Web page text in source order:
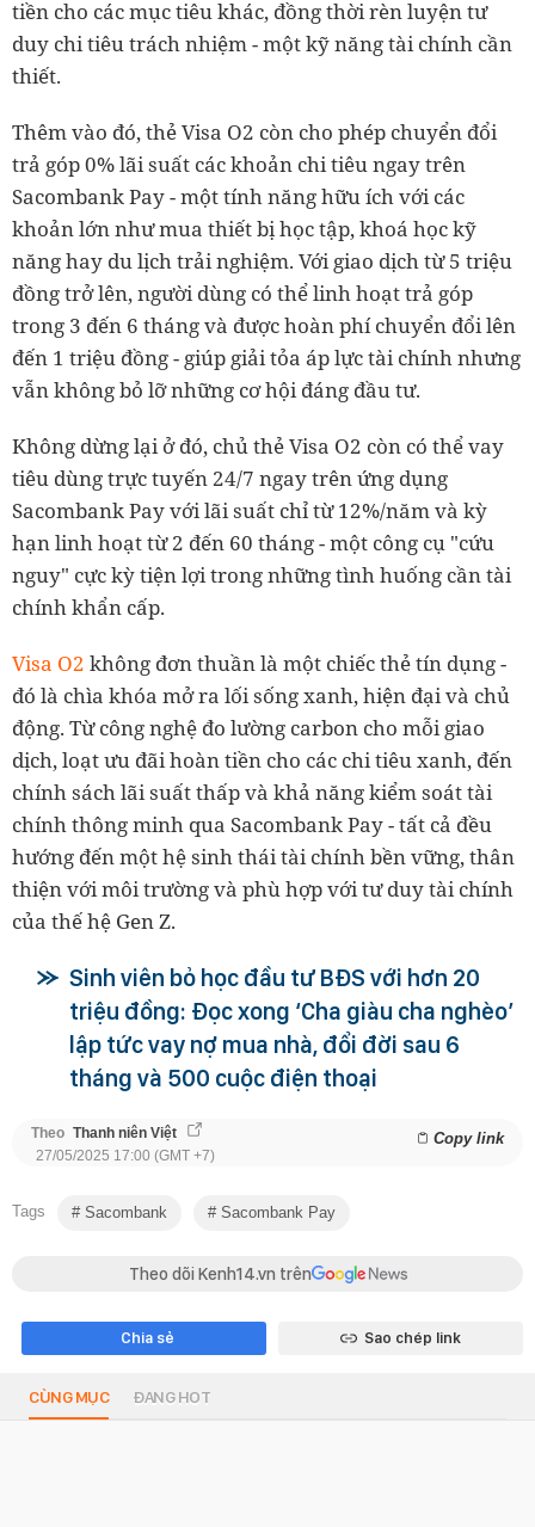
tiền cho các mục tiêu khác, đồng thời rèn luyện tư
duy chi tiêu trách nhiệm - một kỹ năng tài chính cần
thiết.
Thêm vào đó, thẻ Visa O2 còn cho phép chuyển đổi
trả góp 0% lãi suất các khoản chi tiêu ngay trên
Sacombank Pay - một tính năng hữu ích với các
khoản lớn như mua thiết bị học tập, khoá học kỹ
năng hay du lịch trải nghiệm. Với giao dịch từ 5 triệu
đồng trở lên, người dùng có thể linh hoạt trả góp
trong 3 đến 6 tháng và được hoàn phí chuyển đổi lên
đến 1 triệu đồng - giúp giải tỏa áp lực tài chính nhưng
vẫn không bỏ lỡ những cơ hội đáng đầu tư.
Không dừng lại ở đó, chủ thẻ Visa O2 còn có thể vay
tiêu dùng trực tuyến 24/7 ngay trên ứng dụng
Sacombank Pay với lãi suất chỉ từ 12%/năm và kỳ
hạn linh hoạt từ 2 đến 60 tháng - một công cụ "cứu
nguy" cực kỳ tiện lợi trong những tình huống cần tài
chính khẩn cấp.
Visa O2 không đơn thuần là một chiếc thẻ tín dụng -
đó là chìa khóa mở ra lối sống xanh, hiện đại và chủ
động. Từ công nghệ đo lường carbon cho mỗi giao
dịch, loạt ưu đãi hoàn tiền cho các chi tiêu xanh, đến
chính sách lãi suất thấp và khả năng kiểm soát tài
chính thông minh qua Sacombank Pay - tất cả đều
hướng đến một hệ sinh thái tài chính bền vững, thân
thiện với môi trường và phù hợp với tư duy tài chính
của thế hệ Gen Z.
Sinh viên bỏ học đầu tư BĐS với hơn 20
triệu đồng: Đọc xong ‘Cha giàu cha nghèo’
lập tức vay nợ mua nhà, đổi đời sau 6
tháng và 500 cuộc điện thoại
Theo Thanh niên Việt Copy link
27/05/2025 17:00 (GMT +7)
Tags Sacombank Sacombank Pay
Theo dõi Kenh14.vn trên
Chia sẻ Sao chép link
CÙNG MỤC ĐANG HOT